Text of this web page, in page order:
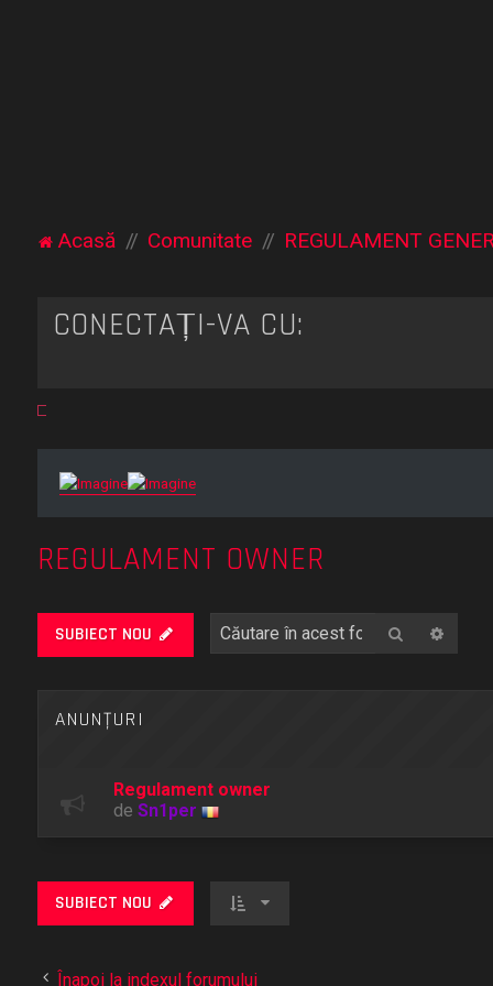
Acasă Comunitate REGULAMENT
CONECTAȚI-VĂ CU:
REGULAMENT OWNER
SUBIECT NOU Căutare
ANUNŢURI
Regulament owner
de Sn1per
SUBIECT NOU
Înapoi la indexul forumului